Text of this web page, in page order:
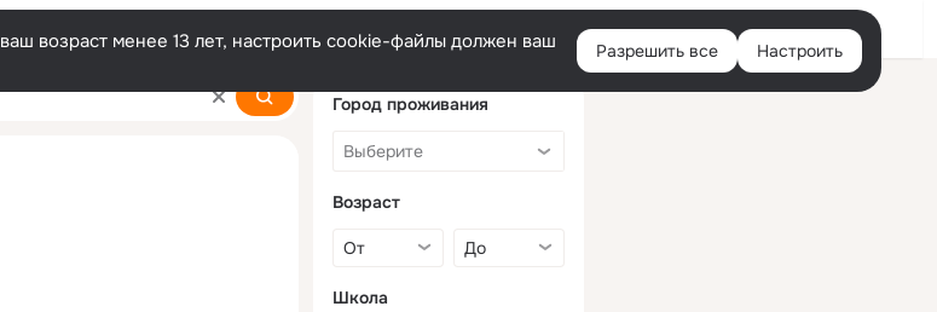
Войти
возраст менее 13 лет, настроить cookie-файлы должен ваш
Разрешить все Настроить
Город проживания
Возраст
Школа